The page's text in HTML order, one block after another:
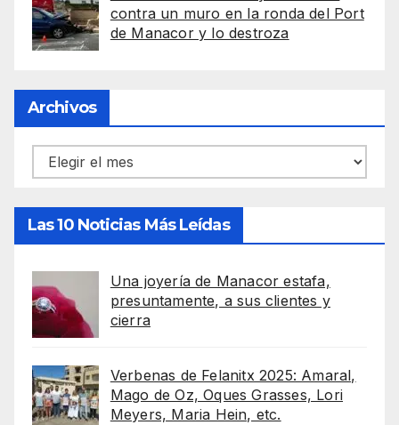
contra un muro en la ronda del Port
de Manacor y lo destroza
Archivos
Archivos
Las 10 Noticias Más Leídas
Una joyería de Manacor estafa,
presuntamente, a sus clientes y
cierra
Verbenas de Felanitx 2025: Amaral,
Mago de Oz, Oques Grasses, Lori
Meyers, Maria Hein, etc.